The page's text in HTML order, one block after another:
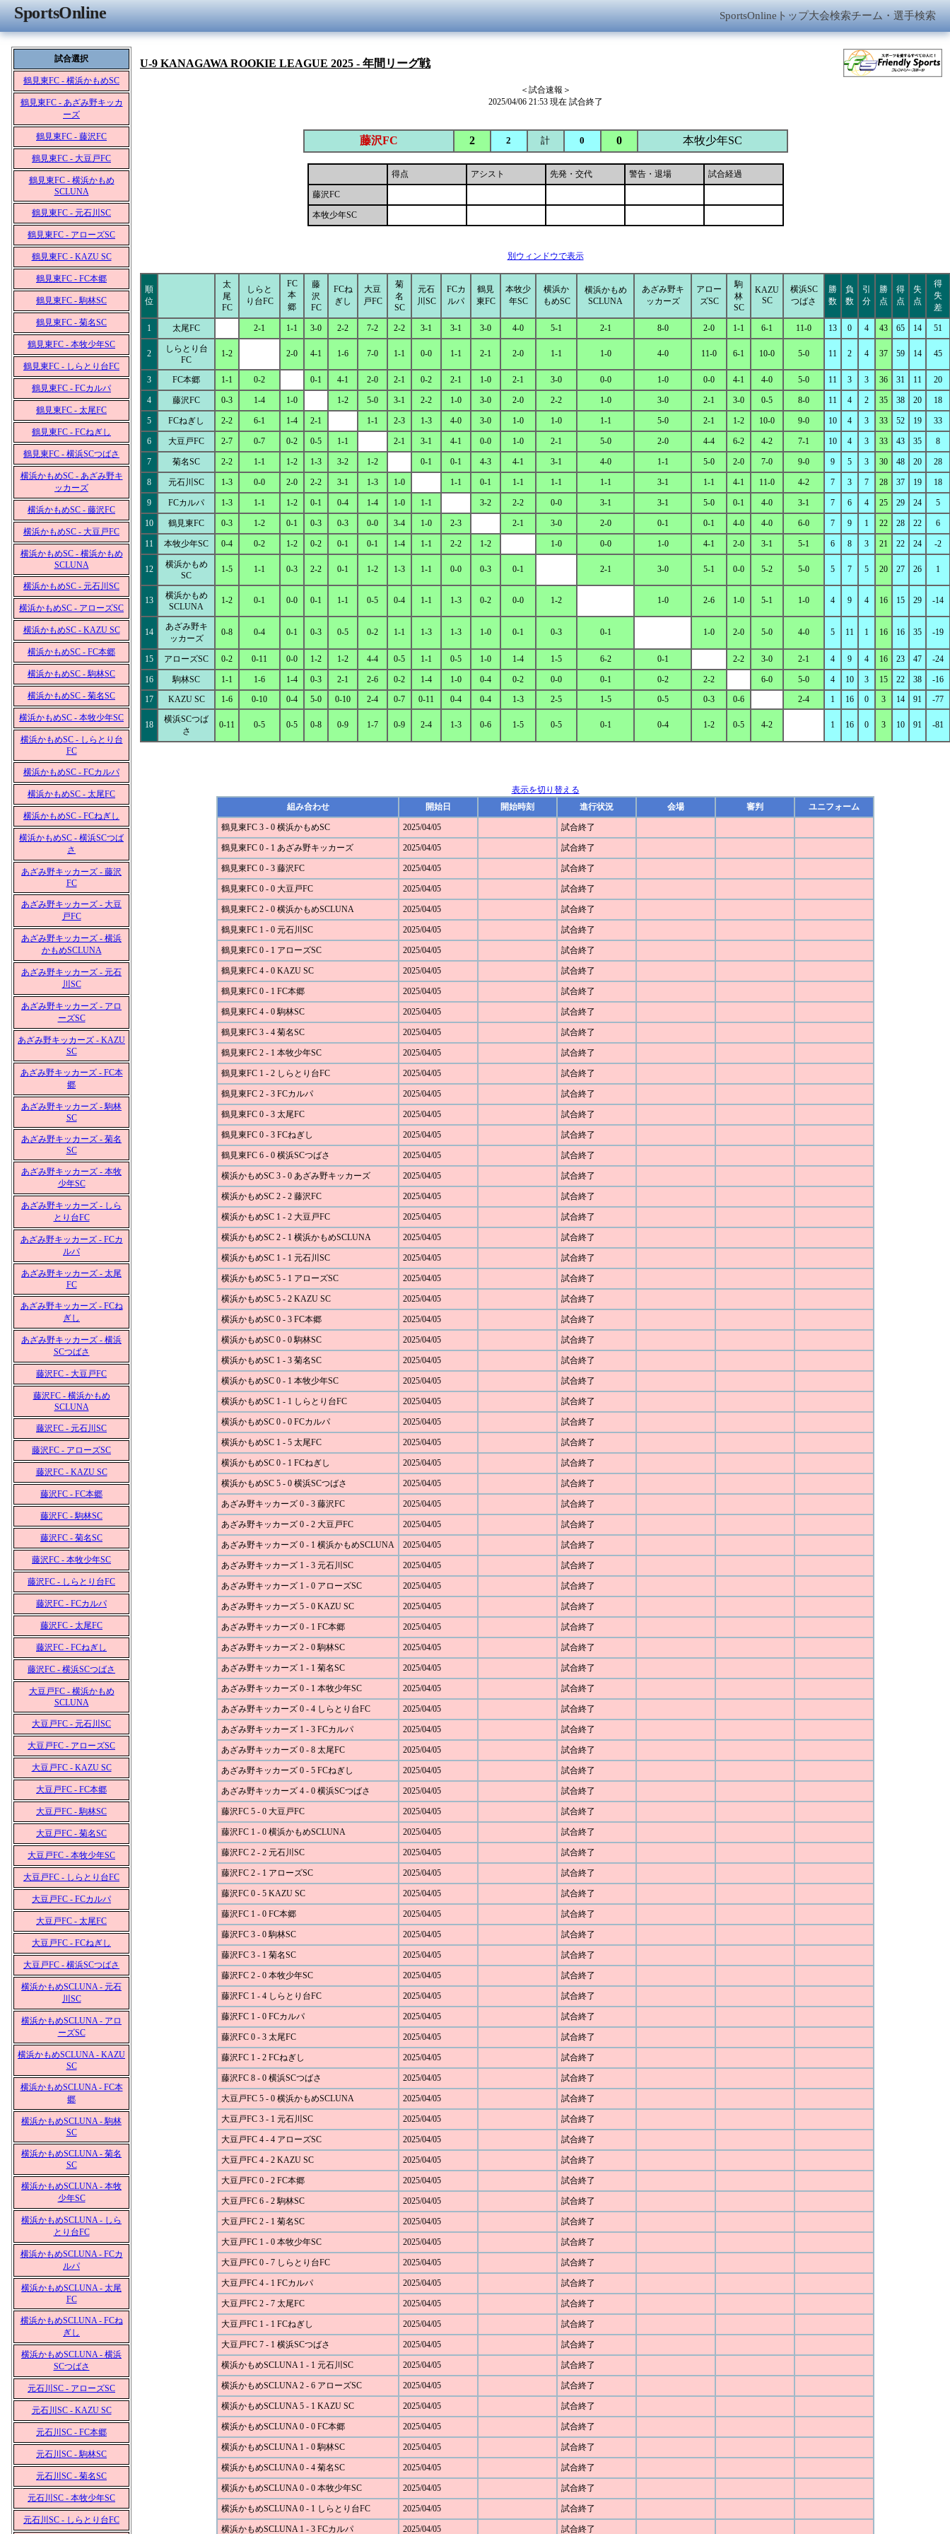
SportsOnline SportsOnlineトップ大会検索チーム・選手検索
試合選択
鶴見東FC - 横浜かもめSC
鶴見東FC - あざみ野キッカ
ーズ
鶴見東FC - 藤沢FC
鶴見東FC - 大豆戸FC
鶴見東FC - 横浜かもめ
SCLUNA
鶴見東FC - 元石川SC
鶴見東FC - アローズSC
鶴見東FC - KAZU SC
鶴見東FC - FC本郷
鶴見東FC - 駒林SC
鶴見東FC - 菊名SC
鶴見東FC - 本牧少年SC
鶴見東FC - しらとり台FC
鶴見東FC - FCカルパ
鶴見東FC - 太尾FC
鶴見東FC - FCねぎし
鶴見東FC - 横浜SCつばさ
横浜かもめSC - あざみ野キ
ッカーズ
横浜かもめSC - 藤沢FC
横浜かもめSC - 大豆戸FC
横浜かもめSC - 横浜かもめ
SCLUNA
横浜かもめSC - 元石川SC
横浜かもめSC - アローズSC
横浜かもめSC - KAZU SC
横浜かもめSC - FC本郷
横浜かもめSC - 駒林SC
横浜かもめSC - 菊名SC
横浜かもめSC - 本牧少年SC
横浜かもめSC - しらとり台
FC
横浜かもめSC - FCカルパ
横浜かもめSC - 太尾FC
横浜かもめSC - FCねぎし
横浜かもめSC - 横浜SCつば
さ
あざみ野キッカーズ - 藤沢
FC
あざみ野キッカーズ - 大豆
戸FC
あざみ野キッカーズ - 横浜
かもめSCLUNA
あざみ野キッカーズ - 元石
川SC
あざみ野キッカーズ - アロ
ーズSC
あざみ野キッカーズ - KAZU
SC
あざみ野キッカーズ - FC本
郷
あざみ野キッカーズ - 駒林
SC
あざみ野キッカーズ - 菊名
SC
あざみ野キッカーズ - 本牧
少年SC
あざみ野キッカーズ - しら
とり台FC
あざみ野キッカーズ - FCカ
ルパ
あざみ野キッカーズ - 太尾
FC
あざみ野キッカーズ - FCね
ぎし
あざみ野キッカーズ - 横浜
SCつばさ
藤沢FC - 大豆戸FC
藤沢FC - 横浜かもめ
SCLUNA
藤沢FC - 元石川SC
藤沢FC - アローズSC
藤沢FC - KAZU SC
藤沢FC - FC本郷
藤沢FC - 駒林SC
藤沢FC - 菊名SC
藤沢FC - 本牧少年SC
藤沢FC - しらとり台FC
藤沢FC - FCカルパ
藤沢FC - 太尾FC
藤沢FC - FCねぎし
藤沢FC - 横浜SCつばさ
大豆戸FC - 横浜かもめ
SCLUNA
大豆戸FC - 元石川SC
大豆戸FC - アローズSC
大豆戸FC - KAZU SC
大豆戸FC - FC本郷
大豆戸FC - 駒林SC
大豆戸FC - 菊名SC
大豆戸FC - 本牧少年SC
大豆戸FC - しらとり台FC
大豆戸FC - FCカルパ
大豆戸FC - 太尾FC
大豆戸FC - FCねぎし
大豆戸FC - 横浜SCつばさ
横浜かもめSCLUNA - 元石
川SC
横浜かもめSCLUNA - アロ
ーズSC
横浜かもめSCLUNA - KAZU
SC
横浜かもめSCLUNA - FC本
郷
横浜かもめSCLUNA - 駒林
SC
横浜かもめSCLUNA - 菊名
SC
横浜かもめSCLUNA - 本牧
少年SC
横浜かもめSCLUNA - しら
とり台FC
横浜かもめSCLUNA - FCカ
ルパ
横浜かもめSCLUNA - 太尾
FC
横浜かもめSCLUNA - FCね
ぎし
横浜かもめSCLUNA - 横浜
SCつばさ
元石川SC - アローズSC
元石川SC - KAZU SC
元石川SC - FC本郷
元石川SC - 駒林SC
元石川SC - 菊名SC
元石川SC - 本牧少年SC
元石川SC - しらとり台FC
U-9 KANAGAWA ROOKIE LEAGUE 2025 - 年間リーグ戦
＜試合速報＞
2025/04/06 21:53 現在 試合終了
藤沢FC 2 2 計 0 0 本牧少年SC
得点 アシスト 先発・交代 警告・退場 試合経過
藤沢FC
本牧少年SC
別ウィンドウで表示
順
位
太
尾
FC
しらと
り台FC
FC
本
郷
藤
沢
FC
FCね
ぎし
大豆
戸FC
菊
名
SC
元石
川SC
FCカ
ルパ
鶴見
東FC
本牧少
年SC
横浜か
もめSC
横浜かもめ
SCLUNA
あざみ野キ
ッカーズ
アロー
ズSC
駒
林
SC
KAZU
SC
横浜SC
つばさ
勝
数
負
数
引
分
勝
点
得
点
失
点
得
失
差
1 太尾FC 2-1 1-1 3-0 2-2 7-2 2-2 3-1 3-1 3-0 4-0 5-1 2-1 8-0 2-0 1-1 6-1 11-0 13 0 4 43 65 14 51
2
しらとり台
FC
1-2 2-0 4-1 1-6 7-0 1-1 0-0 1-1 2-1 2-0 1-1 1-0 4-0 11-0 6-1 10-0 5-0 11 2 4 37 59 14 45
3 FC本郷 1-1 0-2 0-1 4-1 2-0 2-1 0-2 2-1 1-0 2-1 3-0 0-0 1-0 0-0 4-1 4-0 5-0 11 3 3 36 31 11 20
4 藤沢FC 0-3 1-4 1-0 1-2 5-0 3-1 2-2 1-0 3-0 2-0 2-2 1-0 3-0 2-1 3-0 0-5 8-0 11 4 2 35 38 20 18
5 FCねぎし 2-2 6-1 1-4 2-1 1-1 2-3 1-3 4-0 3-0 1-0 1-0 1-1 5-0 2-1 1-2 10-0 9-0 10 4 3 33 52 19 33
6 大豆戸FC 2-7 0-7 0-2 0-5 1-1 2-1 3-1 4-1 0-0 1-0 2-1 5-0 2-0 4-4 6-2 4-2 7-1 10 4 3 33 43 35 8
7 菊名SC 2-2 1-1 1-2 1-3 3-2 1-2 0-1 0-1 4-3 4-1 3-1 4-0 1-1 5-0 2-0 7-0 9-0 9 5 3 30 48 20 28
8 元石川SC 1-3 0-0 2-0 2-2 3-1 1-3 1-0 1-1 0-1 1-1 1-1 1-1 3-1 1-1 4-1 11-0 4-2 7 3 7 28 37 19 18
9 FCカルパ 1-3 1-1 1-2 0-1 0-4 1-4 1-0 1-1 3-2 2-2 0-0 3-1 3-1 5-0 0-1 4-0 3-1 7 6 4 25 29 24 5
10 鶴見東FC 0-3 1-2 0-1 0-3 0-3 0-0 3-4 1-0 2-3 2-1 3-0 2-0 0-1 0-1 4-0 4-0 6-0 7 9 1 22 28 22 6
11 本牧少年SC 0-4 0-2 1-2 0-2 0-1 0-1 1-4 1-1 2-2 1-2 1-0 0-0 1-0 4-1 2-0 3-1 5-1 6 8 3 21 22 24 -2
12
横浜かもめ
SC
1-5 1-1 0-3 2-2 0-1 1-2 1-3 1-1 0-0 0-3 0-1 2-1 3-0 5-1 0-0 5-2 5-0 5 7 5 20 27 26 1
13
横浜かもめ
SCLUNA
1-2 0-1 0-0 0-1 1-1 0-5 0-4 1-1 1-3 0-2 0-0 1-2 1-0 2-6 1-0 5-1 1-0 4 9 4 16 15 29 -14
14
あざみ野キ
ッカーズ
0-8 0-4 0-1 0-3 0-5 0-2 1-1 1-3 1-3 1-0 0-1 0-3 0-1 1-0 2-0 5-0 4-0 5 11 1 16 16 35 -19
15 アローズSC 0-2 0-11 0-0 1-2 1-2 4-4 0-5 1-1 0-5 1-0 1-4 1-5 6-2 0-1 2-2 3-0 2-1 4 9 4 16 23 47 -24
16 駒林SC 1-1 1-6 1-4 0-3 2-1 2-6 0-2 1-4 1-0 0-4 0-2 0-0 0-1 0-2 2-2 6-0 5-0 4 10 3 15 22 38
-16
17
KAZU SC 1-6 0-10 0-4 5-0 0-10 2-4 0-7 0-11 0-4 0-4 1-3 2-5 1-5 0-5 0-3 0-6 2-4 1 16 0 3 14 91 -77
18
横浜SCつば
さ
0-11 0-5 0-5 0-8 0-9 1-7 0-9 2-4 1-3 0-6 1-5 0-5 0-1 0-4 1-2 0-5 4-2 1 16 0 3 10 91 -81
表示を切り替える
組み合わせ
開始日 開始時刻 進行状況 会場 審判 ユニフォーム
鶴見東FC 3 - 0 横浜かもめSC 2025/04/05 試合終了
鶴見東FC 0 - 1 あざみ野キッカーズ 2025/04/05 試合終了
鶴見東FC 0 - 3 藤沢FC 2025/04/05 試合終了
鶴見東FC 0 - 0 大豆戸FC 2025/04/05 試合終了
鶴見東FC 2 - 0 横浜かもめSCLUNA 2025/04/05 試合終了
鶴見東FC 1 - 0 元石川SC 2025/04/05 試合終了
鶴見東FC 0 - 1 アローズSC 2025/04/05 試合終了
鶴見東FC 4 - 0 KAZU SC 2025/04/05 試合終了
鶴見東FC 0 - 1 FC本郷 2025/04/05 試合終了
鶴見東FC 4 - 0 駒林SC 2025/04/05 試合終了
鶴見東FC 3 - 4 菊名SC 2025/04/05 試合終了
鶴見東FC 2 - 1 本牧少年SC 2025/04/05 試合終了
鶴見東FC 1 - 2 しらとり台FC 2025/04/05 試合終了
鶴見東FC 2 - 3 FCカルパ 2025/04/05 試合終了
鶴見東FC 0 - 3 太尾FC 2025/04/05 試合終了
鶴見東FC 0 - 3 FCねぎし 2025/04/05 試合終了
鶴見東FC 6 - 0 横浜SCつばさ 2025/04/05 試合終了
横浜かもめSC 3 - 0 あざみ野キッカーズ 2025/04/05 試合終了
横浜かもめSC 2 - 2 藤沢FC 2025/04/05 試合終了
横浜かもめSC 1 - 2 大豆戸FC 2025/04/05 試合終了
横浜かもめSC 2 - 1 横浜かもめSCLUNA 2025/04/05 試合終了
横浜かもめSC 1 - 1 元石川SC 2025/04/05 試合終了
横浜かもめSC 5 - 1 アローズSC 2025/04/05 試合終了
横浜かもめSC 5 - 2 KAZU SC 2025/04/05 試合終了
横浜かもめSC 0 - 3 FC本郷 2025/04/05 試合終了
横浜かもめSC 0 - 0 駒林SC 2025/04/05 試合終了
横浜かもめSC 1 - 3 菊名SC 2025/04/05 試合終了
横浜かもめSC 0 - 1 本牧少年SC 2025/04/05 試合終了
横浜かもめSC 1 - 1 しらとり台FC 2025/04/05 試合終了
横浜かもめSC 0 - 0 FCカルパ 2025/04/05 試合終了
横浜かもめSC 1 - 5 太尾FC 2025/04/05 試合終了
横浜かもめSC 0 - 1 FCねぎし 2025/04/05 試合終了
横浜かもめSC 5 - 0 横浜SCつばさ 2025/04/05 試合終了
あざみ野キッカーズ 0 - 3 藤沢FC 2025/04/05 試合終了
あざみ野キッカーズ 0 - 2 大豆戸FC 2025/04/05 試合終了
あざみ野キッカーズ 0 - 1 横浜かもめSCLUNA 2025/04/05 試合終了
あざみ野キッカーズ 1 - 3 元石川SC 2025/04/05 試合終了
あざみ野キッカーズ 1 - 0 アローズSC 2025/04/05 試合終了
あざみ野キッカーズ 5 - 0 KAZU SC 2025/04/05 試合終了
あざみ野キッカーズ 0 - 1 FC本郷 2025/04/05 試合終了
あざみ野キッカーズ 2 - 0 駒林SC 2025/04/05 試合終了
あざみ野キッカーズ 1 - 1 菊名SC 2025/04/05 試合終了
あざみ野キッカーズ 0 - 1 本牧少年SC 2025/04/05 試合終了
あざみ野キッカーズ 0 - 4 しらとり台FC 2025/04/05 試合終了
あざみ野キッカーズ 1 - 3 FCカルパ 2025/04/05 試合終了
あざみ野キッカーズ 0 - 8 太尾FC 2025/04/05 試合終了
あざみ野キッカーズ 0 - 5 FCねぎし 2025/04/05 試合終了
あざみ野キッカーズ 4 - 0 横浜SCつばさ 2025/04/05 試合終了
藤沢FC 5 - 0 大豆戸FC 2025/04/05 試合終了
藤沢FC 1 - 0 横浜かもめSCLUNA 2025/04/05 試合終了
藤沢FC 2 - 2 元石川SC 2025/04/05 試合終了
藤沢FC 2 - 1 アローズSC 2025/04/05 試合終了
藤沢FC 0 - 5 KAZU SC 2025/04/05 試合終了
藤沢FC 1 - 0 FC本郷 2025/04/05 試合終了
藤沢FC 3 - 0 駒林SC 2025/04/05 試合終了
藤沢FC 3 - 1 菊名SC 2025/04/05 試合終了
藤沢FC 2 - 0 本牧少年SC 2025/04/05 試合終了
藤沢FC 1 - 4 しらとり台FC 2025/04/05 試合終了
藤沢FC 1 - 0 FCカルパ 2025/04/05 試合終了
藤沢FC 0 - 3 太尾FC 2025/04/05 試合終了
藤沢FC 1 - 2 FCねぎし 2025/04/05 試合終了
藤沢FC 8 - 0 横浜SCつばさ 2025/04/05 試合終了
大豆戸FC 5 - 0 横浜かもめSCLUNA 2025/04/05 試合終了
大豆戸FC 3 - 1 元石川SC 2025/04/05 試合終了
大豆戸FC 4 - 4 アローズSC 2025/04/05 試合終了
大豆戸FC 4 - 2 KAZU SC 2025/04/05 試合終了
大豆戸FC 0 - 2 FC本郷 2025/04/05 試合終了
大豆戸FC 6 - 2 駒林SC 2025/04/05 試合終了
大豆戸FC 2 - 1 菊名SC 2025/04/05 試合終了
大豆戸FC 1 - 0 本牧少年SC 2025/04/05 試合終了
大豆戸FC 0 - 7 しらとり台FC 2025/04/05 試合終了
大豆戸FC 4 - 1 FCカルパ 2025/04/05 試合終了
大豆戸FC 2 - 7 太尾FC 2025/04/05 試合終了
大豆戸FC 1 - 1 FCねぎし 2025/04/05 試合終了
大豆戸FC 7 - 1 横浜SCつばさ 2025/04/05 試合終了
横浜かもめSCLUNA 1 - 1 元石川SC 2025/04/05 試合終了
横浜かもめSCLUNA 2 - 6 アローズSC 2025/04/05 試合終了
横浜かもめSCLUNA 5 - 1 KAZU SC 2025/04/05 試合終了
横浜かもめSCLUNA 0 - 0 FC本郷 2025/04/05 試合終了
横浜かもめSCLUNA 1 - 0 駒林SC 2025/04/05 試合終了
横浜かもめSCLUNA 0 - 4 菊名SC 2025/04/05 試合終了
横浜かもめSCLUNA 0 - 0 本牧少年SC 2025/04/05 試合終了
横浜かもめSCLUNA 0 - 1 しらとり台FC 2025/04/05 試合終了
横浜かもめSCLUNA 1 - 3 FCカルパ 2025/04/05 試合終了